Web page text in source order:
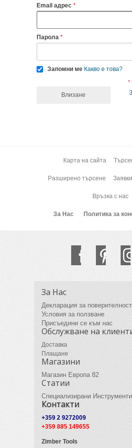
Email адрес
Парола
Запомни ме Какво е това?
*
Влизане
Карта на сайта
Разширено търсене
Връзка с нас
За Нас Политика за
За Нас
Декларация за поверителност
Условия за ползване
Присъедини се към нас
Обслужване на
Доставка
Плащане
Магазини
Магазин Европа 82
Статии
Специализирани Инструменти
Контакти
+359 2 9272009
+359 885 149655
Zimber Tools